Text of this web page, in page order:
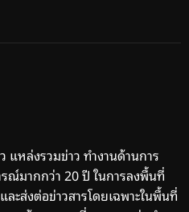
แหล่งรวมข่าว ทำงานด้านการ
ณ์มากกว่า 20 ปี ในการลงพื้นที่
ะส่งต่อข่าวสารโดยเฉพาะในพื้นที่